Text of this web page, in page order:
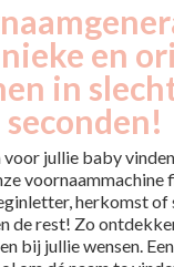
en
in
seconden!
jullie baby
voornaammachine
herkomst
de rest! Zo
bij jullie wensen.